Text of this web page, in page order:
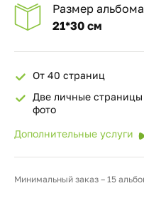
Размер альбома
21*30 см
От 40 страниц
Две личные
фото
Дополнительные услуги
Минимальный заказ – 15